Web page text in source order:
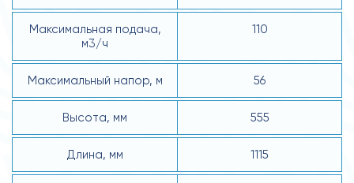
Максимальная подача,
м3/ч
110
Максимальный напор, м 56
Высота, мм 555
Длина, мм 1115